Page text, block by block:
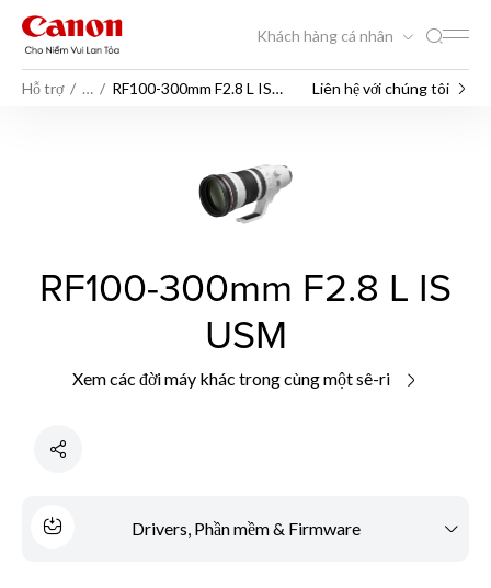
Khách hàng cá nhân
Hỗ trợ …
RF100-300mm F2.8 L IS
Liên hệ với chúng tôi
RF100-300mm F2.8 L IS
USM
Xem các đời máy khác trong cùng một sê-ri
Drivers, Phần mềm & Firmware